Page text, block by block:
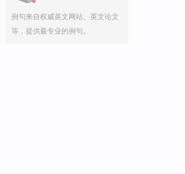
例句来自权威英文网站、英文论文
等，提供最专业的例句。